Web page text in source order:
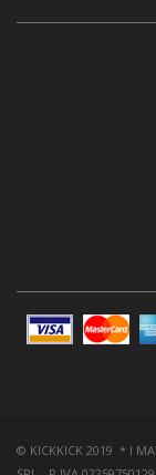
© KICKKICK 2019 * I